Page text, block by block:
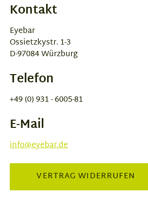
Kontakt
Eyebar
Ossietzkystr. 1-3
D-97084 Würzburg
Telefon
+49 (0) 931 - 6005-81
E-Mail
info@eyebar.de
VERTRAG WIDERRUFEN